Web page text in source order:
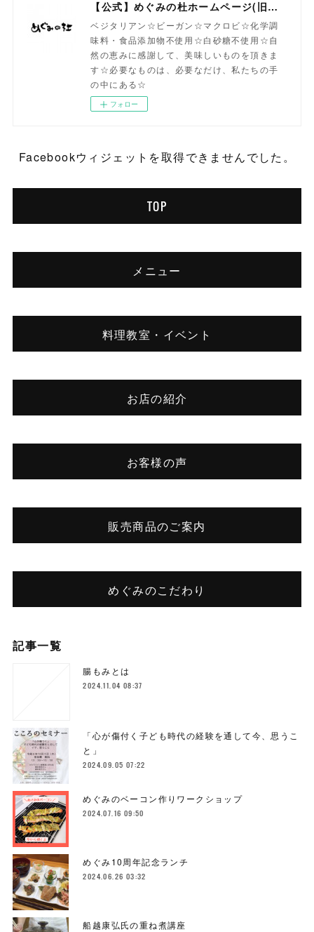
【公式】めぐみの杜ホームページ(旧自然食工房）
ベジタリアン☆ビーガン☆マクロビ☆化学調
味料・食品添加物不使用☆白砂糖不使用☆自
然の恵みに感謝して、美味しいものを頂きま
す☆必要なものは、必要なだけ、私たちの手
の中にある☆
フォロー
Facebookウィジェットを取得できませんでした。
TOP
メニュー
料理教室・イベント
お店の紹介
お客様の声
販売商品のご案内
めぐみのこだわり
記事一覧
腸もみとは
2024.11.04 08:37
「心が傷付く子ども時代の経験を通して今、思うこ
と」
2024.09.05 07:22
めぐみのベーコン作りワークショップ
2024.07.16 09:50
めぐみ10周年記念ランチ
2024.06.26 03:32
船越康弘氏の重ね煮講座